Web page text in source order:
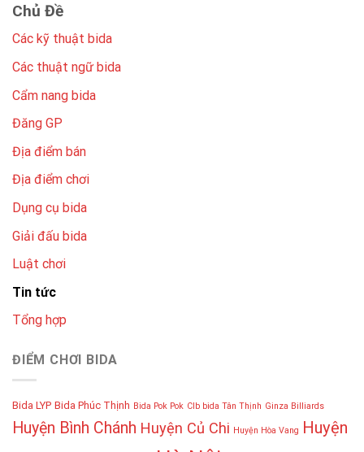
Chủ Đề
Các kỹ thuật bida
Các thuật ngữ bida
Cẩm nang bida
Đăng GP
Địa điểm bán
Địa điểm chơi
Dụng cụ bida
Giải đấu bida
Luật chơi
Tin tức
Tổng hợp
ĐIỂM CHƠI BIDA
Bida LYP Bida Phúc Thịnh Bida Pok Pok Clb bida Tân Thịnh Ginza Billiards
Huyện Bình Chánh Huyện Củ Chi Huyện Hòa Vang Huyện